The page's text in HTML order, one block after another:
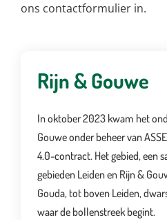
ons contactformulier in.
Rijn & Gouwe
In oktober 2023 kwam het
Gouwe onder beheer van
4.0-contract. Het gebied, een
gebieden Leiden en Rijn &
Gouda, tot boven Leiden,
waar de bollenstreek begint.